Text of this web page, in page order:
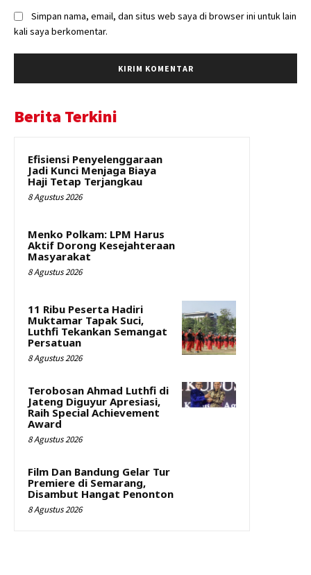
Simpan nama, email, dan situs web saya di browser ini untuk lain
kali saya berkomentar.
Berita Terkini
Efisiensi Penyelenggaraan
Jadi Kunci Menjaga Biaya
Haji Tetap Terjangkau
8 Agustus 2026
Menko Polkam: LPM Harus
Aktif Dorong Kesejahteraan
Masyarakat
8 Agustus 2026
11 Ribu Peserta Hadiri
Muktamar Tapak Suci,
Luthfi Tekankan Semangat
Persatuan
8 Agustus 2026
Terobosan Ahmad Luthfi di
Jateng Diguyur Apresiasi,
Raih Special Achievement
Award
8 Agustus 2026
Film Dan Bandung Gelar Tur
Premiere di Semarang,
Disambut Hangat Penonton
8 Agustus 2026